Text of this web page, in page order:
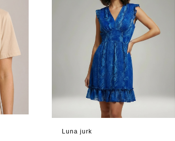
Luna jurk